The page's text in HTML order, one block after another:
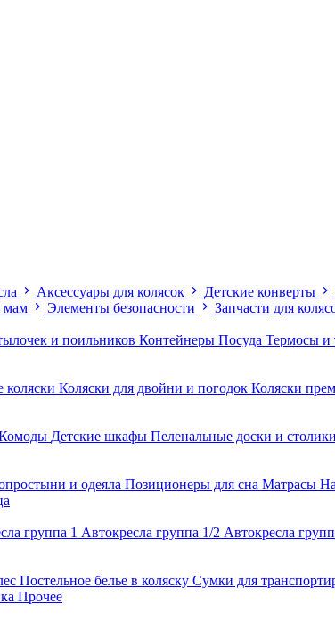
Аксессуары для колясок Детские конверты
мам Элементы безопасности Запчасти для
и поильников Контейнеры Посуда Термосы и
коляски Коляски для двойни и погодок Коляски
Детские шкафы Пеленальные доски и столики
и одеяла Позиционеры для сна Матрасы
группа 1 Автокресла группа 1/2 Автокресла
Постельное белье в коляску Сумки для
Прочее